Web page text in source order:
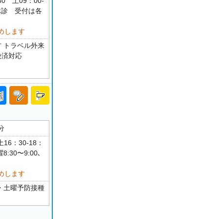
診 受付は各
します
トラベル外来
対応
：30-18：
〜9:00､
します
土曜予防接種